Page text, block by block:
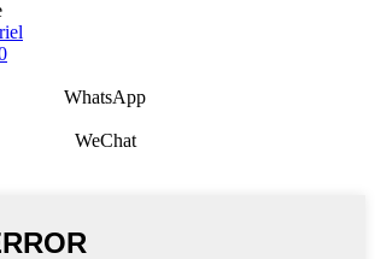
WhatsApp
WeChat